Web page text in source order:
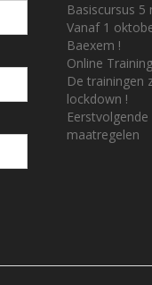
Basiscursus 5
Vanaf 1
Baexem !
Online Training
De trainingen
lockdown !
maatregelen